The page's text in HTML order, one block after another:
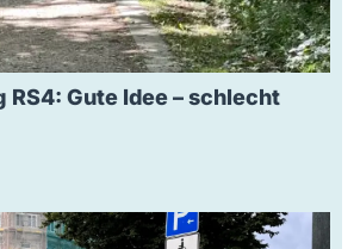
RS4: Gute Idee – schlecht